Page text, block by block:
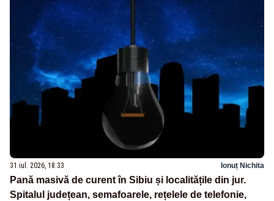
31 iul. 2026, 18:33 Ionuț Nichita
Pană masivă de curent în Sibiu și localitățile din jur.
Spitalul județean, semafoarele, rețelele de telefonie,